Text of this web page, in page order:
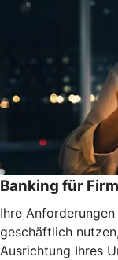
Banking für
Ihre
geschäftlich
Ausrichtung Ihres